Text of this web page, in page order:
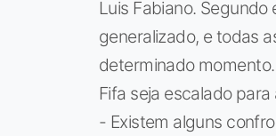
Luis Fabiano.
generalizado, e todas
determinado
Fifa seja escalado
- Existem alguns